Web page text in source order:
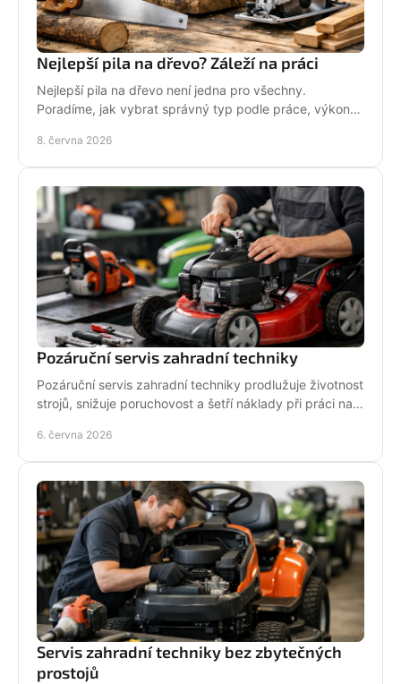
Nejlepší pila na dřevo? Záleží na práci
Nejlepší pila na dřevo není jedna pro všechny.
Poradíme, jak vybrat správný typ podle práce, výkonu,
8. června 2026
Pozáruční servis zahradní techniky
Pozáruční servis zahradní techniky prodlužuje životnost
strojů, snižuje poruchovost a šetří náklady při práci na
6. června 2026
Servis zahradní techniky bez zbytečných
prostojů